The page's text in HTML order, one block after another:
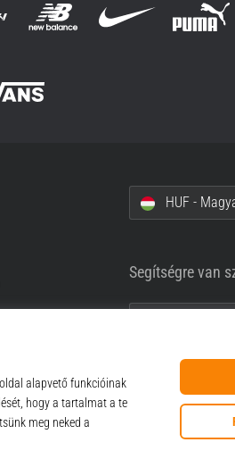
HUF -
Segítségre van